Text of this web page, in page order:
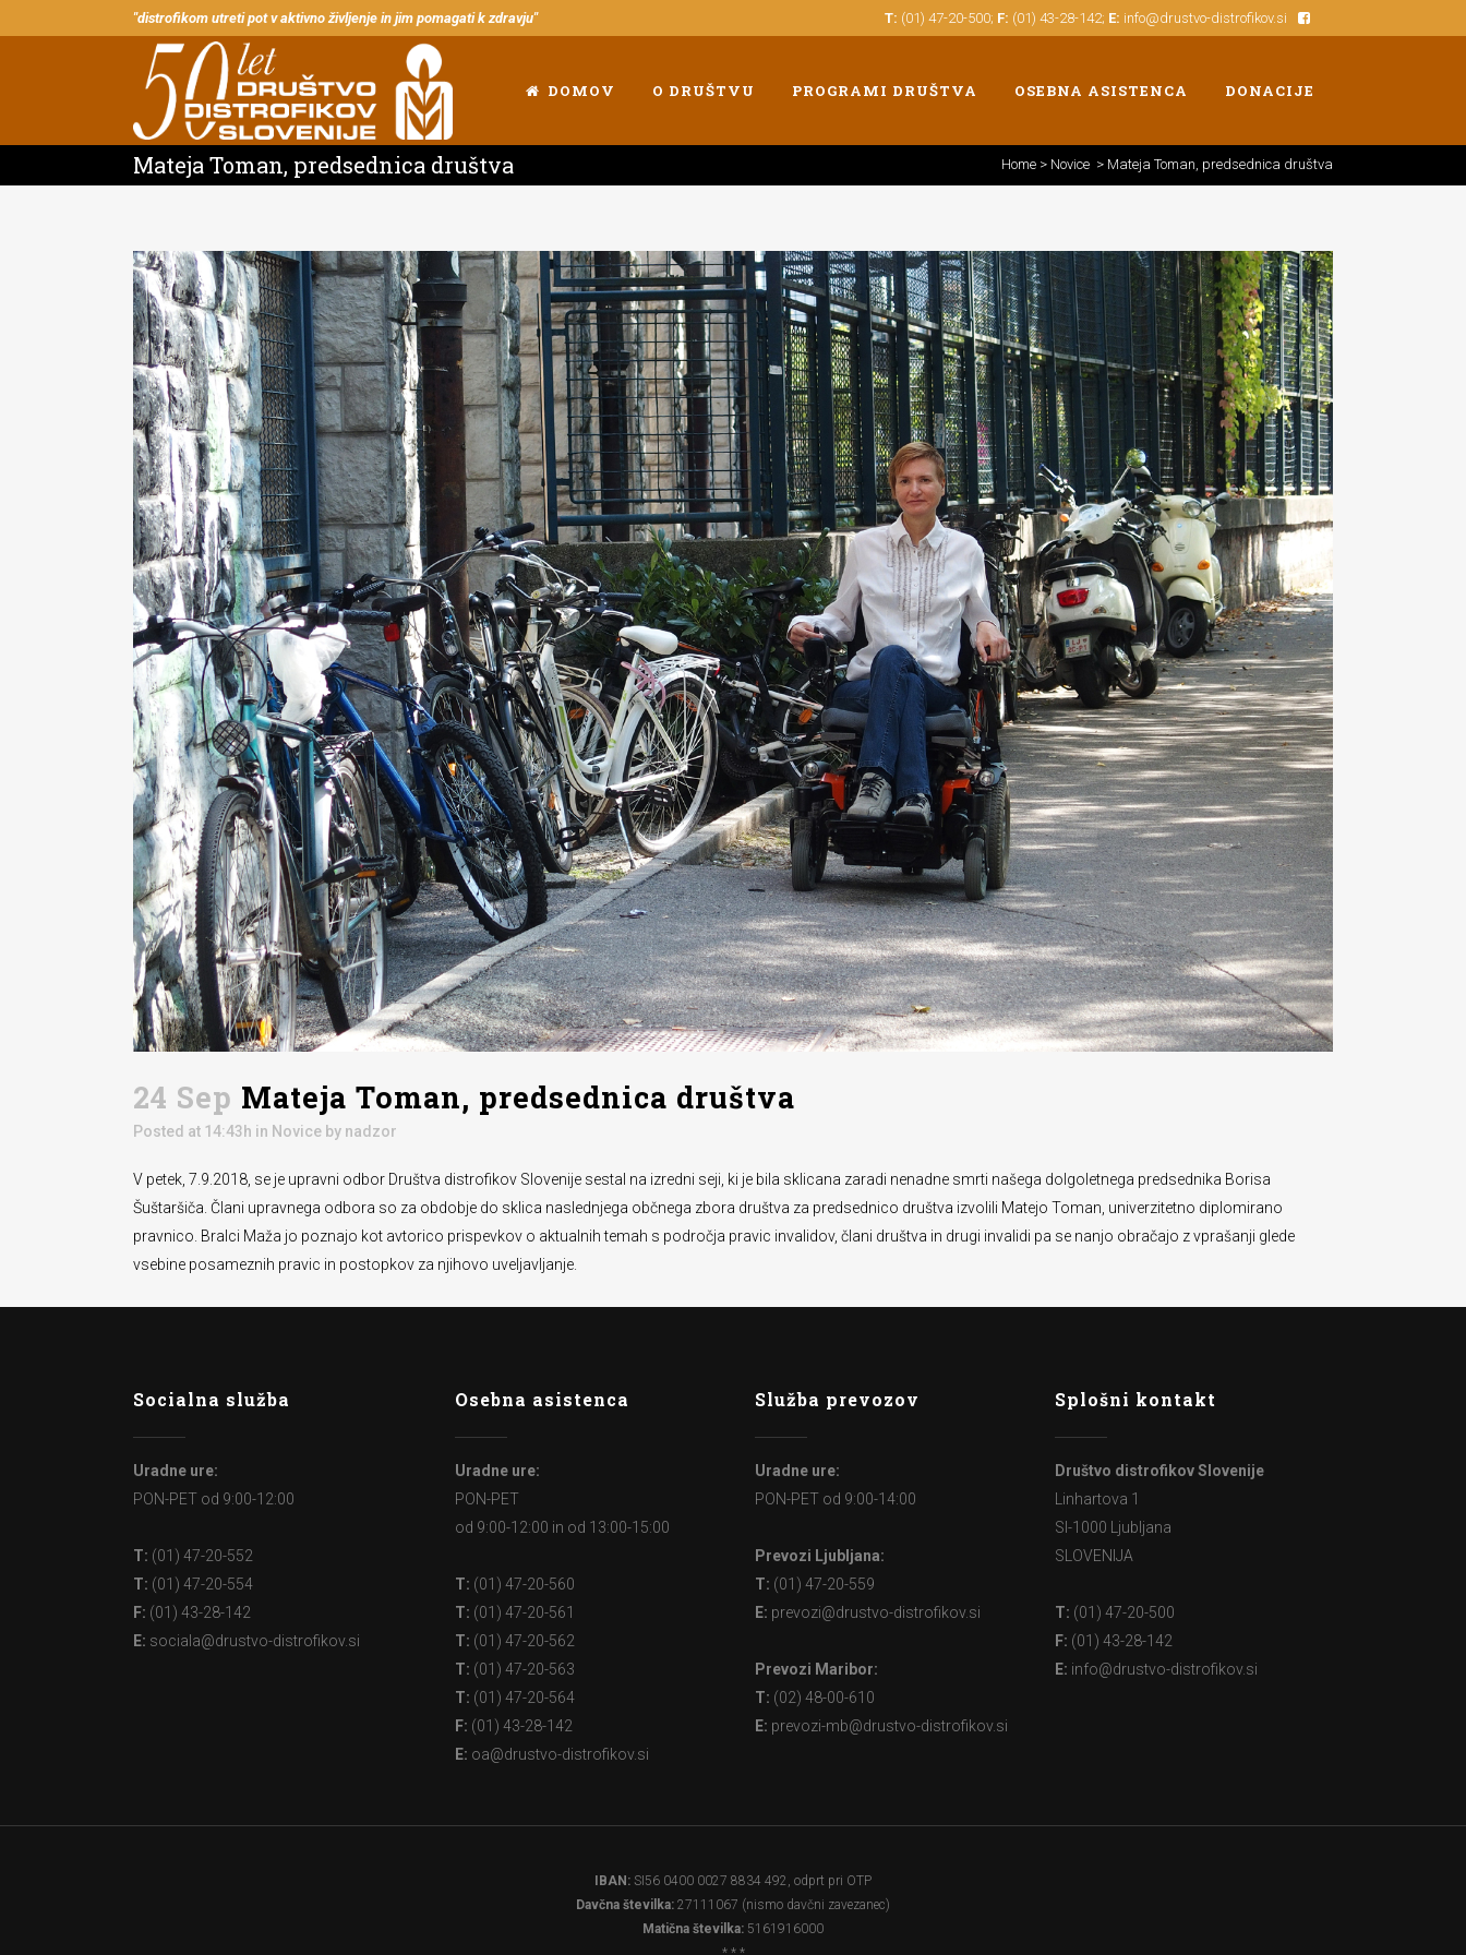
"distrofikom utreti pot v aktivno življenje in jim pomagati k zdravju" T: (01) 47-20-500; F: (01) 43-28-142; E: info@drustvo-distrofikov.si
DOMOV O DRUŠTVU PROGRAMI DRUŠTVA OSEBNA ASISTENCA DONACIJE
Mateja Toman, predsednica društva Home > Novice > Mateja Toman, predsednica društva
24 Sep Mateja Toman, predsednica društva
Posted at 14:43h in Novice by nadzor
V petek, 7.9.2018, se je upravni odbor Društva distrofikov Slovenije sestal na izredni seji, ki je bila sklicana zaradi nenadne smrti našega dolgoletnega predsednika Borisa
Šuštaršiča. Člani upravnega odbora so za obdobje do sklica naslednjega občnega zbora društva za predsednico društva izvolili Matejo Toman, univerzitetno diplomirano
pravnico. Bralci Maža jo poznajo kot avtorico prispevkov o aktualnih temah s področja pravic invalidov, člani društva in drugi invalidi pa se nanjo obračajo z vprašanji glede
vsebine posameznih pravic in postopkov za njihovo uveljavljanje.
Socialna služba
Uradne ure:
PON-PET od 9:00-12:00
T: (01) 47-20-552
T: (01) 47-20-554
F: (01) 43-28-142
E: sociala@drustvo-distrofikov.si
Osebna asistenca
Uradne ure:
PON-PET
od 9:00-12:00 in od 13:00-15:00
T: (01) 47-20-560
T: (01) 47-20-561
T: (01) 47-20-562
T: (01) 47-20-563
T: (01) 47-20-564
F: (01) 43-28-142
E: oa@drustvo-distrofikov.si
Služba prevozov
Uradne ure:
PON-PET od 9:00-14:00
Prevozi Ljubljana:
T: (01) 47-20-559
E: prevozi@drustvo-distrofikov.si
Prevozi Maribor:
T: (02) 48-00-610
E: prevozi-mb@drustvo-distrofikov.si
Splošni kontakt
Društvo distrofikov Slovenije
Linhartova 1
SI-1000 Ljubljana
SLOVENIJA
T: (01) 47-20-500
F: (01) 43-28-142
E: info@drustvo-distrofikov.si
IBAN: SI56 0400 0027 8834 492, odprt pri OTP
Davčna številka: 27111067 (nismo davčni zavezanec)
Matična številka: 5161916000